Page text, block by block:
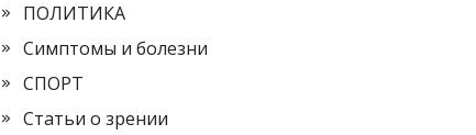
ПОЛИТИКА
Симптомы и болезни
СПОРТ
Статьи о зрении